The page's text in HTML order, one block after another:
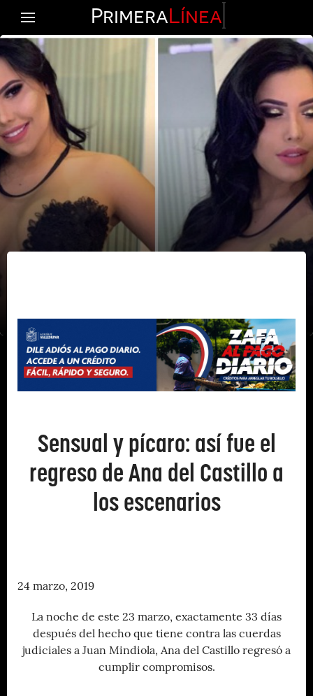
PrimeraLínea
Sensual y pícaro: así fue el
regreso de Ana del Castillo a
los escenarios
24 marzo, 2019
La noche de este 23 marzo, exactamente 33 días
después del hecho que tiene contra las cuerdas
judiciales a Juan Mindiola, Ana del Castillo regresó a
cumplir compromisos.